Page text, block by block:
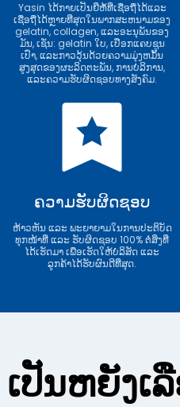
Yasin ໄດ້ກາຍເປັນຍີ່ຫໍ້ທີ່ເຊື່ອຖືໄດ້ແລະ
ເຊື່ອຖືໄດ້ຫຼາຍທີ່ສຸດໃນພາກສະຫນາມຂອງ
gelatin, collagen, ແລະອະນຸພັນຂອງ
ມັນ, ເຊັ່ນ: gelatin ໃບ, ເປືອກແຄບຊູນ
ເປົ່າ, ແລະກາວວຸ້ນດ້ວຍຄວາມມຸ່ງຫມັ້ນ
ສູງສຸດຂອງຜະລິດຕະພັນ, ການບໍລິການ,
ແລະຄວາມຮັບຜິດຊອບທາງສັງຄົມ.
ຄວາມຮັບຜິດຊອບ
ຫ້າວຫັນ ແລະ ພະຍາຍາມໃນການປະຕິບັດ
ທຸກໜ້າທີ່ ແລະ ຮັບຜິດຊອບ 100% ຕໍ່ສິ່ງທີ່
ໄດ້ເຮັດມາ ເພື່ອເຮັດໃຫ້ບໍລິສັດ ແລະ
ລູກຄ້າໄດ້ຮັບຜົນດີທີ່ສຸດ.
ເປັນຫຍັງເ